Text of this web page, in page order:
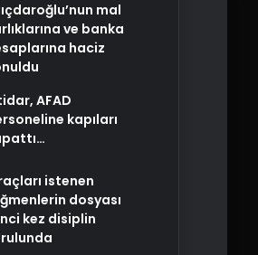
mal
ve banka
haciz
AFAD
kapıları
istenen
dosyası
kez disiplin